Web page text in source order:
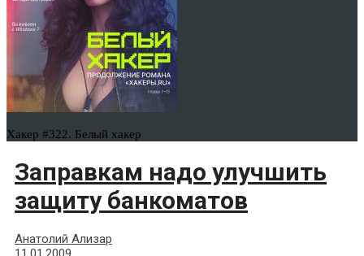
Хакер #322. Белый хакер
Заправкам надо улучшить
защиту банкоматов
Анатолий Ализар